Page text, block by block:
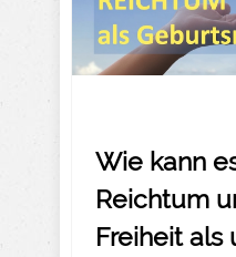
Wie kann
Reichtum
Freiheit als